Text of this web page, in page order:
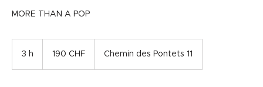
MORE THAN A POP
3 h
suisses
190 CHF Chemin des Pontets 11